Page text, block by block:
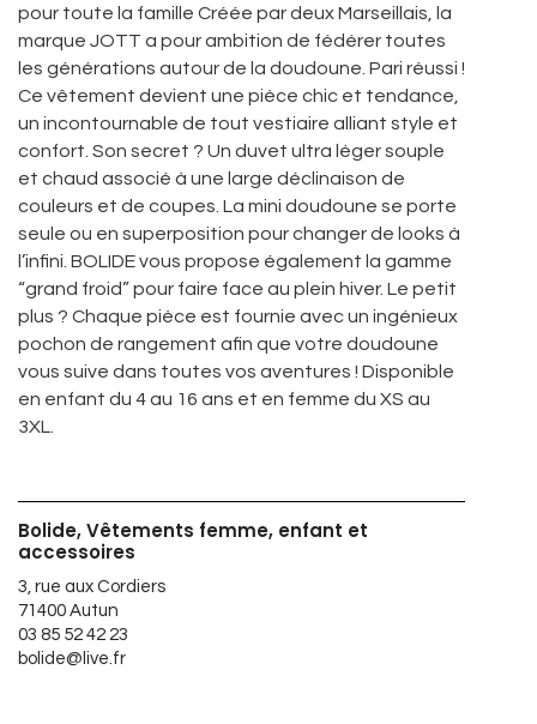
pour toute la famille Créée par deux Marseillais, la
marque JOTT a pour ambition de fédérer toutes
les générations autour de la doudoune. Pari réussi !
Ce vêtement devient une pièce chic et tendance,
un incontournable de tout vestiaire alliant style et
confort. Son secret ? Un duvet ultra léger souple
et chaud associé à une large déclinaison de
couleurs et de coupes. La mini doudoune se porte
seule ou en superposition pour changer de looks à
l’infini. BOLIDE vous propose également la gamme
“grand froid” pour faire face au plein hiver. Le petit
plus ? Chaque pièce est fournie avec un ingénieux
pochon de rangement afin que votre doudoune
vous suive dans toutes vos aventures ! Disponible
en enfant du 4 au 16 ans et en femme du XS au
3XL.
Bolide, Vêtements femme, enfant et
accessoires
3, rue aux Cordiers
71400 Autun
03 85 52 42 23
bolide@live.fr